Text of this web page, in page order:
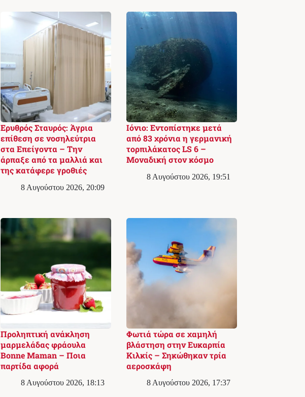
Ερυθρός Σταυρός: Άγρια
επίθεση σε νοσηλεύτρια
στα Επείγοντα – Την
άρπαξε από τα μαλλιά και
της κατάφερε γροθιές
8 Αυγούστου 2026, 20:09
Ιόνιο: Εντοπίστηκε μετά
από 83 χρόνια η γερμανική
τορπιλάκατος LS 6 –
Μοναδική στον κόσμο
8 Αυγούστου 2026, 19:51
Προληπτική ανάκληση
μαρμελάδας φράουλα
Bonne Maman – Ποια
παρτίδα αφορά
8 Αυγούστου 2026, 18:13
Φωτιά τώρα σε χαμηλή
βλάστηση στην Ευκαρπία
Κιλκίς – Σηκώθηκαν τρία
αεροσκάφη
8 Αυγούστου 2026, 17:37